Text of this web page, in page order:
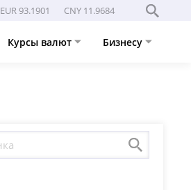
EUR 93.1901 CNY 11.9684
Курсы валют Бизнесу